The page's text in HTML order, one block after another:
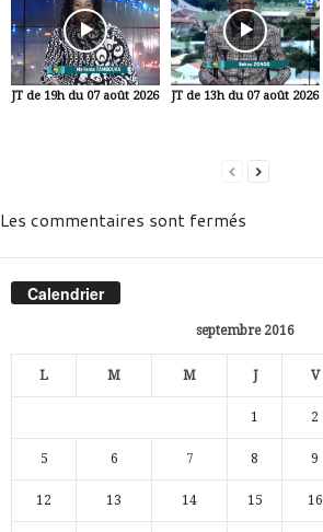
JT de 19h du 07 août 2026 JT de 13h du 07 août 2026
Les commentaires sont fermés
Calendrier
septembre 2016
L M M J V
1 2
5 6 7 8 9
12 13 14 15 16